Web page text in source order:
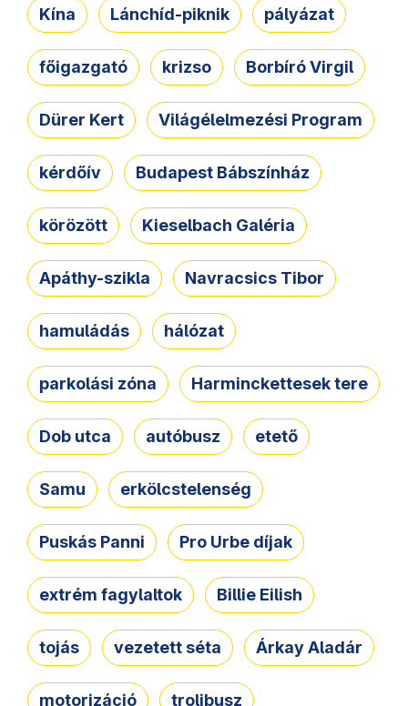
Kína Lánchíd-piknik pályázat
főigazgató krizso Borbíró Virgil
Dürer Kert Világélelmezési Program
kérdőív Budapest Bábszínház
körözött Kieselbach Galéria
Apáthy-szikla Navracsics Tibor
hamuládás hálózat
parkolási zóna Harminckettesek tere
Dob utca autóbusz etető
Samu erkölcstelenség
Puskás Panni Pro Urbe díjak
extrém fagylaltok Billie Eilish
tojás vezetett séta Árkay Aladár
motorizáció trolibusz